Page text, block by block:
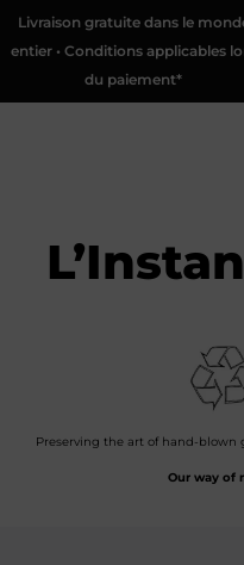
Livraison gratuite dans le
entier • Conditions applicables
du paiement*
Preserving the art of hand-blown
Our way of